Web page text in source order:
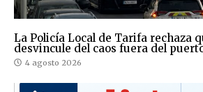
La Policía Local de Tarifa rechaza
desvincule del caos fuera del
4 agosto 2026